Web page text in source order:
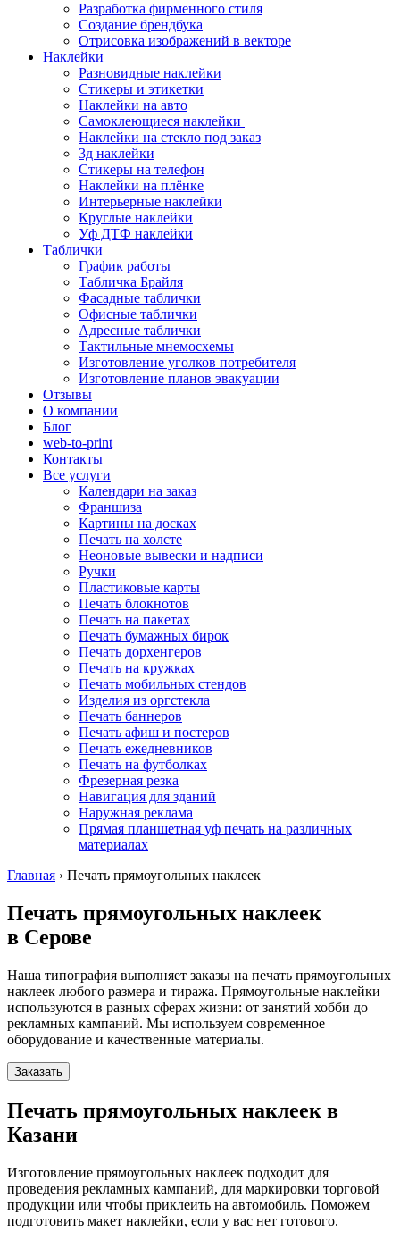
Разработка фирменного стиля
Создание брендбука
Отрисовка изображений в векторе
Наклейки
Разновидные наклейки
Стикеры и этикетки
Наклейки на авто
Самоклеющиеся наклейки
Наклейки на стекло под заказ
3д наклейки
Cтикеры на телефон
Наклейки на плёнке
Интерьерные наклейки
Круглые наклейки
Уф ДТФ наклейки
Таблички
График работы
Табличка Брайля
Фасадные таблички
Офисные таблички
Адресные таблички
Тактильные мнемосхемы
Изготовление уголков потребителя
Изготовление планов эвакуации
Отзывы
О компании
Блог
web-to-print
Контакты
Все услуги
Календари на заказ
Франшиза
Картины на досках
Печать на холсте
Неоновые вывески и надписи
Ручки
Пластиковые карты
Печать блокнотов
Печать на пакетах
Печать бумажных бирок
Печать дорхенгеров
Печать на кружках
Печать мобильных стендов
Изделия из оргстекла
Печать баннеров
Печать афиш и постеров
Печать ежедневников
Печать на футболках
Фрезерная резка
Навигация для зданий
Наружная реклама
Прямая планшетная уф печать на различных
материалах
Главная › Печать прямоугольных наклеек
Печать прямоугольных наклеек
в Серове
Наша типография выполняет заказы на печать прямоугольных
наклеек любого размера и тиража. Прямоугольные наклейки
используются в разных сферах жизни: от занятий хобби до
рекламных кампаний. Мы используем современное
оборудование и качественные материалы.
Заказать
Печать прямоугольных наклеек в
Казани
Изготовление прямоугольных наклеек подходит для
проведения рекламных кампаний, для маркировки торговой
продукции или чтобы приклеить на автомобиль. Поможем
подготовить макет наклейки, если у вас нет готового.